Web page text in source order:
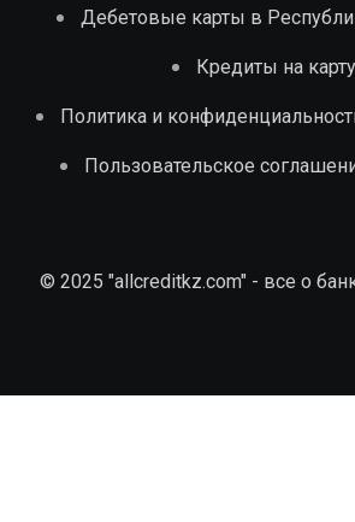
Дебетовые карты в
Кредиты на карту
Политика и
Пользовательское
© 2025 "allcreditkz.com" - все о